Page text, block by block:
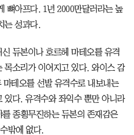
뼈아프다. 1년 2000만달러라는 높
는 성과다.
듀본이나 호르헤 마테오를 유격
목소리가 이어지고 있다. 와이스 감
테오를 선발 유격수로 내보내는
있다. 유격수와 좌익수 뿐만 아니라
종횡무진하는 듀본의 존재감은
밖에 없다.